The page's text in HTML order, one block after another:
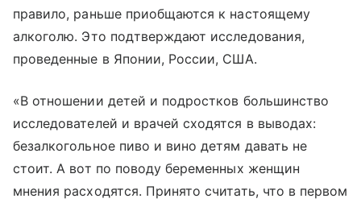
правило, раньше приобщаются к настоящему
алкоголю. Это подтверждают исследования,
проведенные в Японии, России, США.
«В отношении детей и подростков большинство
исследователей и врачей сходятся в выводах:
безалкогольное пиво и вино детям давать не
стоит. А вот по поводу беременных женщин
мнения расходятся. Принято считать, что в первом